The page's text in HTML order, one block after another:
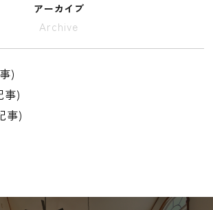
アーカイブ
Archive
)
事)
事)